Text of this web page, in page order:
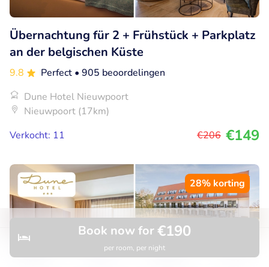
Search Bookings
Book now for€190
per room, per night
Übernachtung für 2 + Frühstück + Parkplatz
an der belgischen Küste
9.8 Perfect • 905 beoordelingen
Dune Hotel Nieuwpoort
Nieuwpoort (17km)
Verkocht: 11
€206 €149
28% korting